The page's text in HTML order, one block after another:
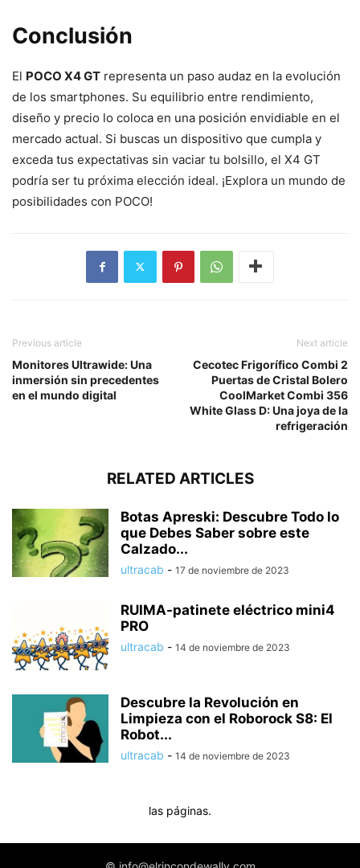
Conclusión
El POCO X4 GT representa un paso audaz en la evolución
de los smartphones. Su equilibrio entre rendimiento,
diseño y precio lo coloca en una posición envidiable en el
mercado actual. Si buscas un dispositivo que cumpla y
exceda tus expectativas sin vaciar tu bolsillo, el X4 GT
podría ser tu próxima elección ideal. ¡Explora un mundo de
posibilidades con POCO!
Previous article
Monitores Ultrawide: Una
inmersión sin precedentes
en el mundo digital
Next article
Cecotec Frigorífico Combi 2
Puertas de Cristal Bolero
CoolMarket Combi 356
White Glass D: Una joya de la
refrigeración
RELATED ARTICLES
Botas Apreski: Descubre Todo lo
que Debes Saber sobre este
Calzado...
ultracab - 17 de noviembre de 2023
RUIMA-patinete eléctrico mini4
PRO
ultracab - 14 de noviembre de 2023
Descubre la Revolución en
Limpieza con el Roborock S8: El
Robot...
ultracab - 14 de noviembre de 2023
las páginas.